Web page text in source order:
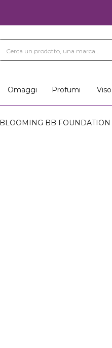
Omaggi Profumi Viso
BLOOMING BB